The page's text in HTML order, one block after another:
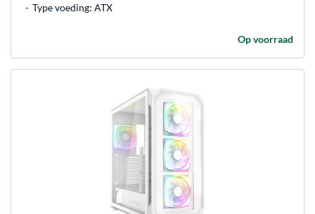
Type voeding: ATX
Op voorraad